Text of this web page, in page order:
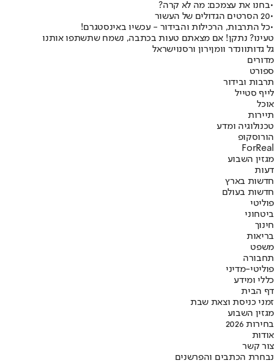
•בחנו את עצמכם: מה לא קרה?
•20 הסרטים הגדולים של העשור
•כל התרבות, הרכילות והבידור - עכשיו באינסטגרם!
טעינו? נתקן! אם מצאתם טעות בכתבה, נשמח שתשתפו אותנו
גל גדותוונדר וומןירון ורסנוישראל
מדורים
ספורט
תרבות ובידור
לייף סטייל
אוכל
תיירות
טכנולוגיה ומדע
הורוסקופ
ForReal
מגזין השבוע
דעות
חדשות בארץ
חדשות בעולם
פוליטי
ביטחוני
חינוך
בריאות
משפט
תחבורה
פוליטי-מדיני
כללי ומידע
דף הבית
זמני כניסת וצאת שבת
מגזין השבוע
בחירות 2026
אודות
צור קשר
נבחרת הכתבים והפרשנים